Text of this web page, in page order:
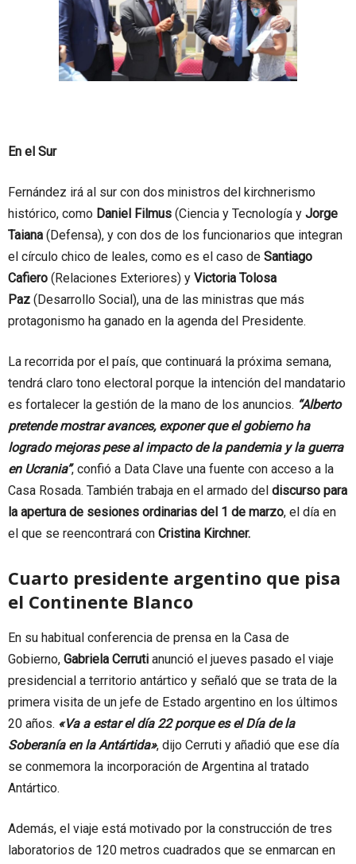
En el Sur
Fernández irá al sur con dos ministros del kirchnerismo
histórico, como Daniel Filmus (Ciencia y Tecnología y Jorge
Taiana (Defensa), y con dos de los funcionarios que integran
el círculo chico de leales, como es el caso de Santiago
Cafiero (Relaciones Exteriores) y Victoria Tolosa
Paz (Desarrollo Social), una de las ministras que más
protagonismo ha ganado en la agenda del Presidente.
La recorrida por el país, que continuará la próxima semana,
tendrá claro tono electoral porque la intención del mandatario
es fortalecer la gestión de la mano de los anuncios. “Alberto
pretende mostrar avances, exponer que el gobierno ha
logrado mejoras pese al impacto de la pandemia y la guerra
en Ucrania”, confió a Data Clave una fuente con acceso a la
Casa Rosada. También trabaja en el armado del discurso para
la apertura de sesiones ordinarias del 1 de marzo, el día en
el que se reencontrará con Cristina Kirchner.
Cuarto presidente argentino que pisa
el Continente Blanco
En su habitual conferencia de prensa en la Casa de
Gobierno, Gabriela Cerruti anunció el jueves pasado el viaje
presidencial a territorio antártico y señaló que se trata de la
primera visita de un jefe de Estado argentino en los últimos
20 años. «Va a estar el día 22 porque es el Día de la
Soberanía en la Antártida», dijo Cerruti y añadió que ese día
se conmemora la incorporación de Argentina al tratado
Antártico.
Además, el viaje está motivado por la construcción de tres
laboratorios de 120 metros cuadrados que se enmarcan en